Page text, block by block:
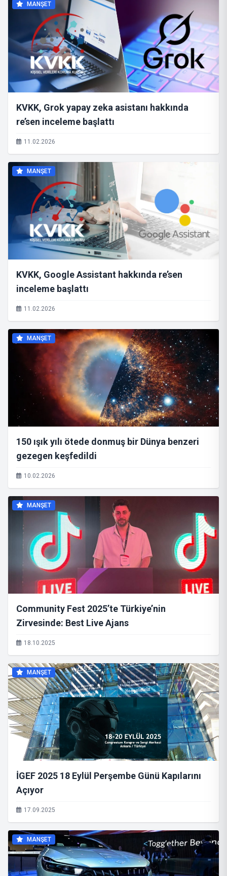
MANŞET
KVKK, Grok yapay zeka asistanı hakkında
re’sen inceleme başlattı
11.02.2026
MANŞET
KVKK, Google Assistant hakkında re’sen
inceleme başlattı
11.02.2026
MANŞET
150 ışık yılı ötede donmuş bir Dünya benzeri
gezegen keşfedildi
10.02.2026
MANŞET
Community Fest 2025’te Türkiye’nin
Zirvesinde: Best Live Ajans
18.10.2025
MANŞET
İGEF 2025 18 Eylül Perşembe Günü Kapılarını
Açıyor
17.09.2025
MANŞET